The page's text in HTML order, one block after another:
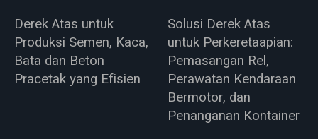
Derek Atas untuk
Produksi Semen, Kaca,
Bata dan Beton
Pracetak yang Efisien
Solusi Derek Atas
untuk Perkeretaapian:
Pemasangan Rel,
Perawatan Kendaraan
Bermotor, dan
Penanganan Kontainer